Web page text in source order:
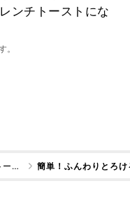
ンチトーストにな
。
フレンチトースト 簡単！ふんわりとろ